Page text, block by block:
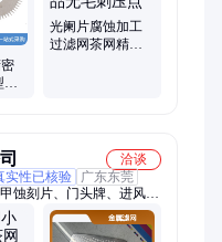
工
光阑片腐蚀加工
过滤网茶网精密
洽谈
实性已核验
广东东莞
蚀刻片、门头牌、进风
标牌、五金配件、过滤器
金属铜牌、手机配件、老